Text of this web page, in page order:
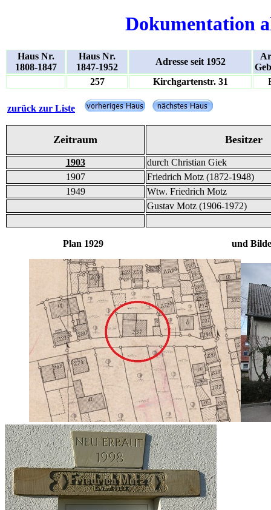
Dokumentation
Haus Nr.
1808-1847
Haus Nr.
1847-1952
Adresse seit 1952
257
Kirchgartenstr. 31
zurück zur Liste
Zeitraum Besitzer
1903
durch Christian Giek
1907
Friedrich Motz (1872-1948)
1949
Wtw. Friedrich Motz
Gustav Motz (1906-1972)
Plan 1929 und